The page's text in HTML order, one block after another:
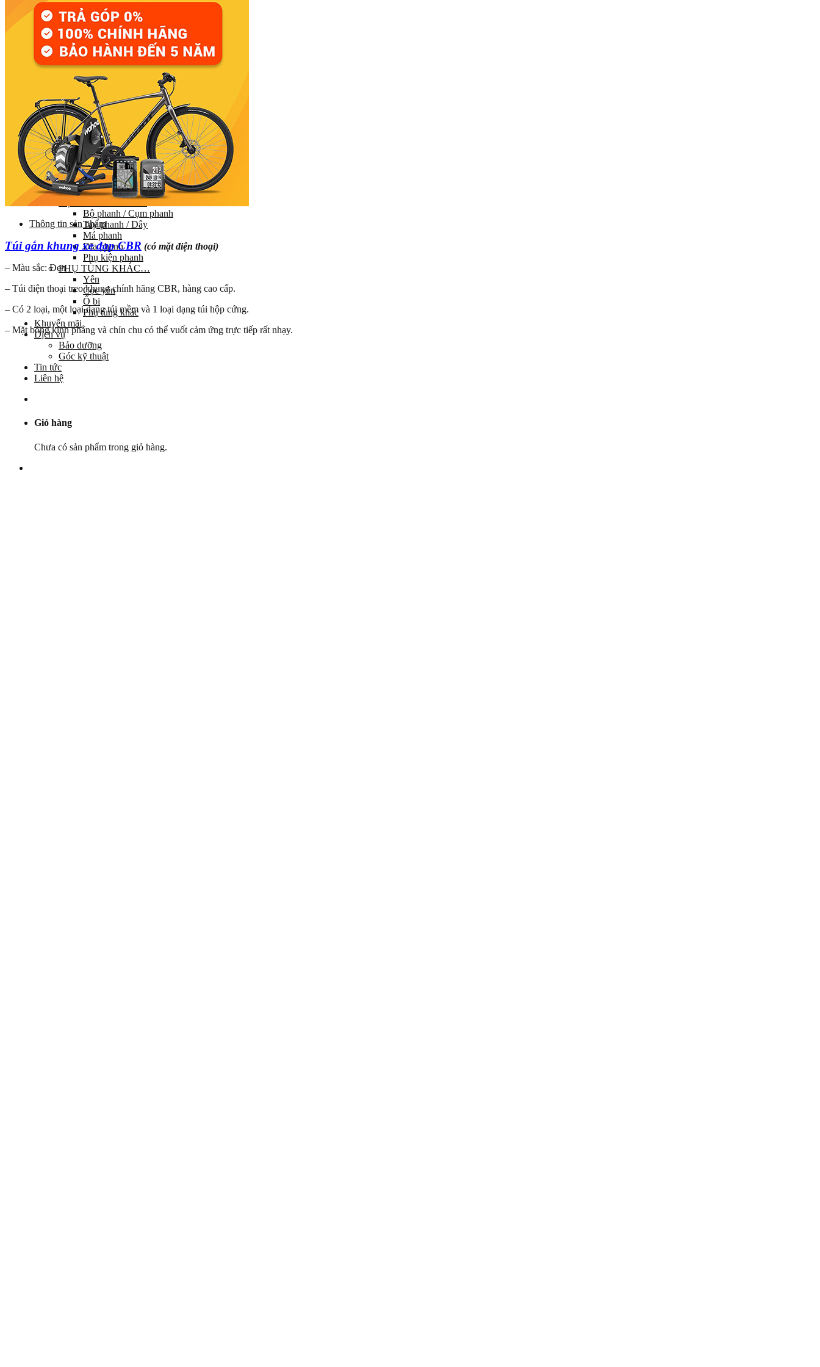
Đùi đĩa
Tay đề (chuyển số)
Gạt líp / Gạt đĩa
Xích (Sên)
Líp
Pedal (Bàn đạp)
HỆ THỐNG CHUYỂN ĐỘNG
Trục giữa
Moay ơ
Vành xe (Niềng)
Săm xe (Ruột xe)
Lốp xe (Vỏ xe)
Nan hoa (Căm)
HỆ THỐNG LÁI
Ghi đông (Tay lái)
Pô tăng
Cổ phuộc
Phuộc (Giảm xóc)
HỆ THỐNG PHANH
Bộ phanh / Cụm phanh
Tay phanh / Dây
Má phanh
Đĩa phanh
Phụ kiện phanh
PHỤ TÙNG KHÁC…
Yên
Cọc yên
Ổ bi
Phụ tùng khác
Khuyến mãi
Dịch vụ
Bảo dưỡng
Góc kỹ thuật
Tin tức
Liên hệ
Giỏ hàng
Chưa có sản phẩm trong giỏ hàng.
Thông tin sản phẩm
Túi gắn khung xe đạp CBR (có mặt điện thoại)
– Màu sắc: Đen
– Túi điện thoại treo khung chính hãng CBR, hàng cao cấp.
– Có 2 loại, một loại dạng túi mềm và 1 loại dạng túi hộp cứng.
– Mặt bóng kính phẳng và chỉn chu có thể vuốt cảm ứng trực tiếp rất nhạy.